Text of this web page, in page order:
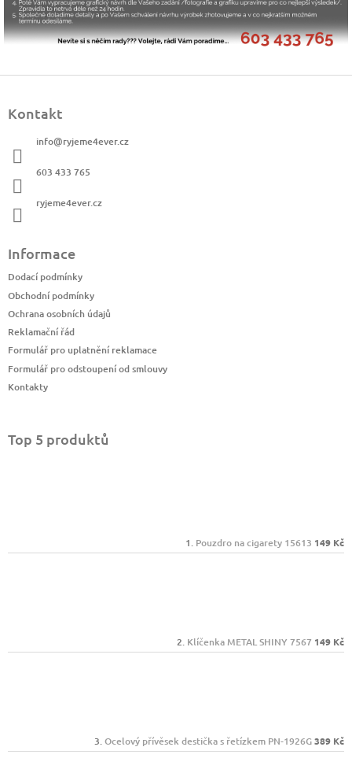
Kontakt
info@ryjeme4ever.cz
603 433 765
ryjeme4ever.cz
Informace
Dodací podmínky
Obchodní podmínky
Ochrana osobních údajů
Reklamační řád
Formulář pro uplatnění reklamace
Formulář pro odstoupení od smlouvy
Kontakty
Top 5 produktů
Pouzdro na cigarety 15613 149 Kč
Klíčenka METAL SHINY 7567 149 Kč
Ocelový přívěsek destička s řetízkem PN-1926G389 Kč